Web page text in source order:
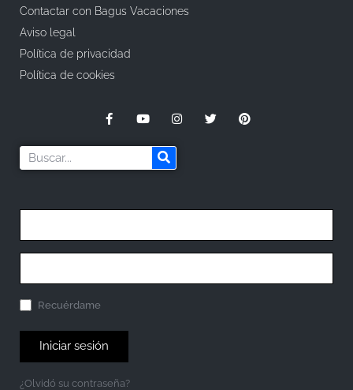
Contactar con Bagus Vacaciones
Aviso legal
Política de privacidad
Política de cookies
Recuérdame
Iniciar sesión
¿Olvidó su contraseña?